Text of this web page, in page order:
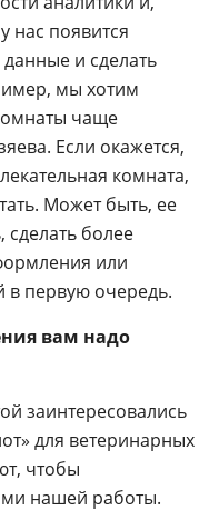
нас появится
и сделать
мы хотим
чаще
Если окажется,
комната,
Может быть, ее
сделать более
или
в первую очередь.
вам надо
заинтересовались
для ветеринарных
чтобы
нашей работы.